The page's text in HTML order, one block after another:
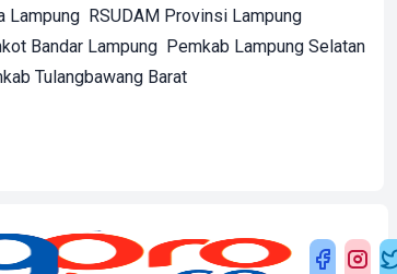
Lampung RSUDAM Provinsi Lampung
Bandar Lampung Pemkab Lampung Selatan
Tulangbawang Barat